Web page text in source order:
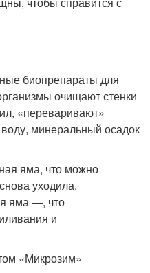
биопрепараты для
очищают стенки
«переваривают»
минеральный осадок
«Микрозим»